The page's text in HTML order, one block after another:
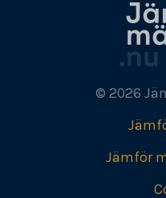
© 2026
Jämför